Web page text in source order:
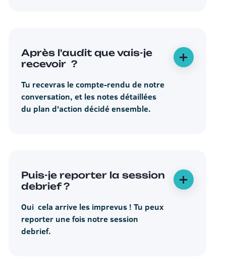
Après l'audit que vais-je
recevoir ?
Tu recevras le compte-rendu de notre
conversation, et les notes détaillées
du plan d'action décidé ensemble.
Puis-je reporter la session
debrief ?
Oui cela arrive les imprevus ! Tu peux
reporter une fois notre session
debrief.